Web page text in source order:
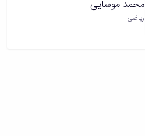
محمد موسایی
ریاضی